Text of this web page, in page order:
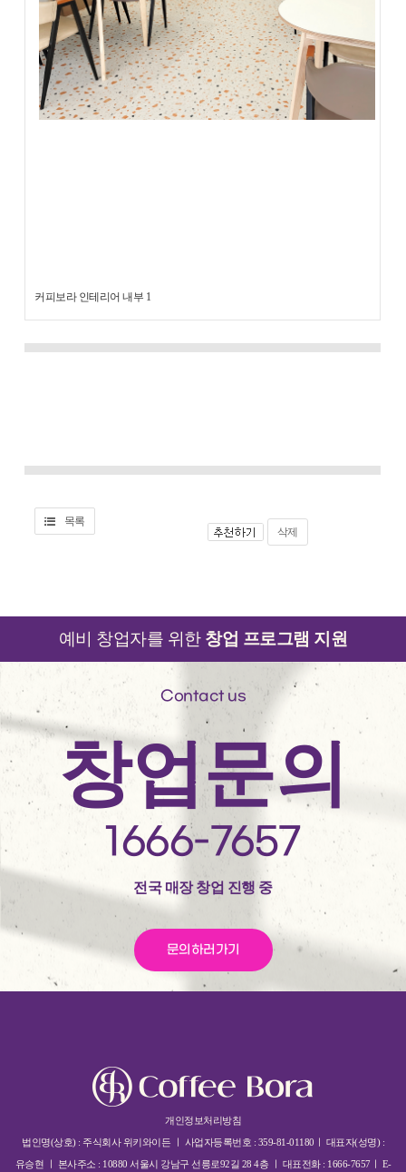
커피보라 인테리어 내부 1
목록
삭제
예비 창업자를 위한 창업 프로그램 지원
Contact us
창업문의
1666-7657
전국 매장 창업 진행 중
문의하러가기
개인정보처리방침
법인명(상호) : 주식회사 위키와이든 ㅣ 사업자등록번호 : 359-81-01180ㅣ 대표자(성명) :
유승현 ㅣ 본사주소 : 10880 서울시 강남구 선릉로92길 28 4층 ㅣ 대표전화 : 1666-7657ㅣ E-